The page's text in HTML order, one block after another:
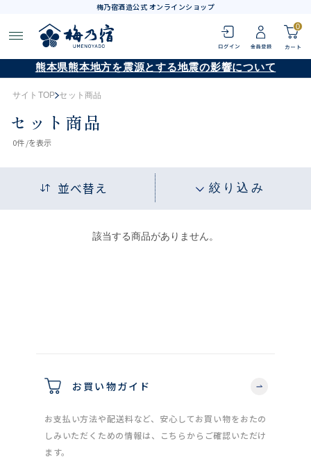
梅乃宿酒造公式 オンラインショップ
0
熊本県熊本地方を震源とする地震の影響について
サイトTOP セット商品
セット商品
0件 /を表示
並べ替え 絞り込み
該当する商品がありません。
お買い物ガイド
お支払い方法や配送料など、安心してお買い物をおたの
しみいただくための情報は、こちらからご確認いただけ
ます。